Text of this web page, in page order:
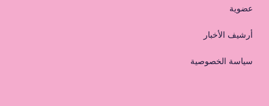
عضوية
أرشيف الأخبار
سياسة الخصوصية